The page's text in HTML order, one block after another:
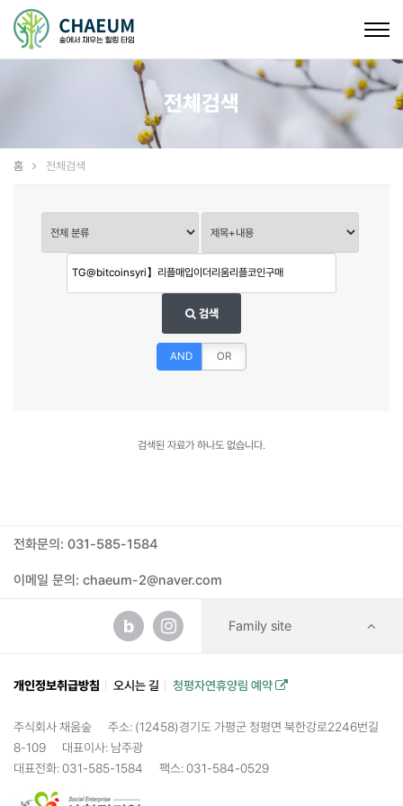
전체검색
홈 전체검색
검색
AND OR
검색된 자료가 하나도 없습니다.
전화문의: 031-585-1584
이메일 문의: chaeum-2@naver.com
b Family site
개인정보취급방침 오시는 길 청평자연휴양림 예약
주식회사 채움숲
주소: (12458)경기도 가평군 청평면 북한강로2246번길
8-109
대표이사: 남주광
대표전화: 031-585-1584
팩스: 031-584-0529